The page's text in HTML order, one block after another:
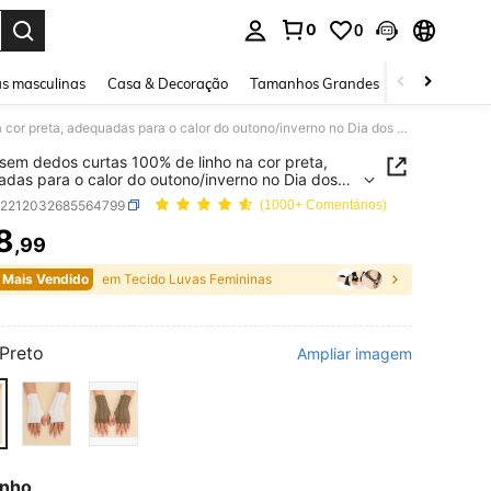
0 0
masculinas Casa & Decoração Tamanhos Grandes Joias e
Luvas sem dedos curtas 100% de linho na cor preta, adequadas para o calor do outono/inverno no Dia dos Namorados
dedos curtas 100% de linho na cor preta,
para o calor do outono/inverno no Dia dos
(1000+ Comentários)
AND AVAILABILITY
,99
Vendido em Tecido Luvas Femininas
Preto Ampliar imagem